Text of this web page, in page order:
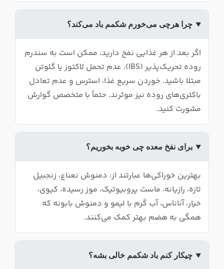
چرا هرچی می‌خورم شکمم باد می‌کند؟
اگر بعد از هر غذایی نفخ دارید، ممکن است به سندرم
روده تحریک‌پذیر (IBS)، عدم تحمل لاکتوز یا گلوتن
مبتلا باشید. خوردن سریع غذا، استرس و عدم تعادل
باکتری‌های روده نیز موثرند. حتماً با متخصص گوارش
مشورت کنید.
برای نفخ معده چی خوبه بخوریم؟
بهترین خوراکی‌ها عبارتند از: دمنوش نعناع، زنجبیل
تازه، رازیانه، ماست پروبیوتیک، موز رسیده، کیوی،
خیار، آناناس، آب گرم با لیمو و دمنوش بابونه که
همگی به هضم بهتر کمک می‌کنند.
چیکار کنم باد شکمم خالی بشه؟